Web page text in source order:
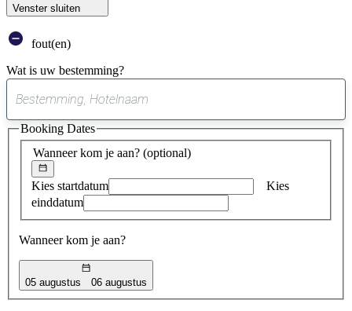
Venster sluiten
fout(en)
Wat is uw bestemming?
suggestie
gevonden
Wanneer kom je aan? (optional)
Kies startdatum
Kies
einddatum
Wanneer kom je aan?
05 augustus 06 augustus
Booking Dates